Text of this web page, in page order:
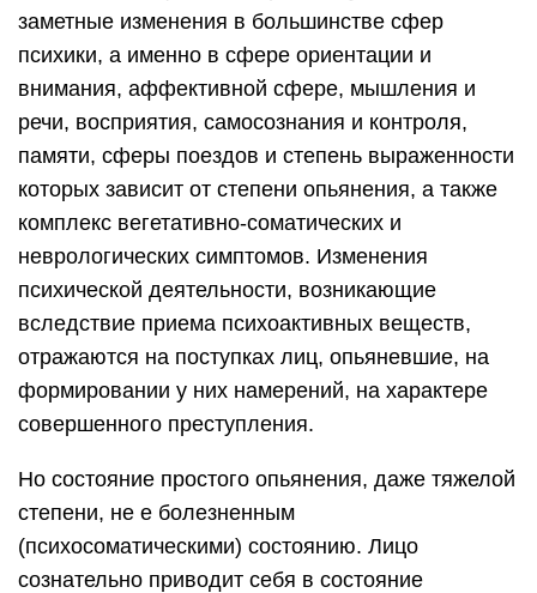
заметные изменения в большинстве сфер
психики, а именно в сфере ориентации и
внимания, аффективной сфере, мышления и
речи, восприятия, самосознания и контроля,
памяти, сферы поездов и степень выраженности
которых зависит от степени опьянения, а также
комплекс вегетативно-соматических и
неврологических симптомов. Изменения
психической деятельности, возникающие
вследствие приема психоактивных веществ,
отражаются на поступках лиц, опьяневшие, на
формировании у них намерений, на характере
совершенного преступления.
Но состояние простого опьянения, даже тяжелой
степени, не е болезненным
(психосоматическими) состоянию. Лицо
сознательно приводит себя в состояние